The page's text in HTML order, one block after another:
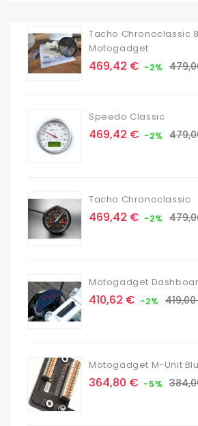
Tacho Chronoclassic
Motogadget
Prix
469,42 € -2% Prix
Speedo Classic
Prix
469,42 € -2% Prix
Tacho Chronoclassic
Prix
469,42 € -2% Prix
Motogadget
Prix
410,62 € -2% Prix
Motogadget M-Unit
Prix
364,80 € -5% Prix